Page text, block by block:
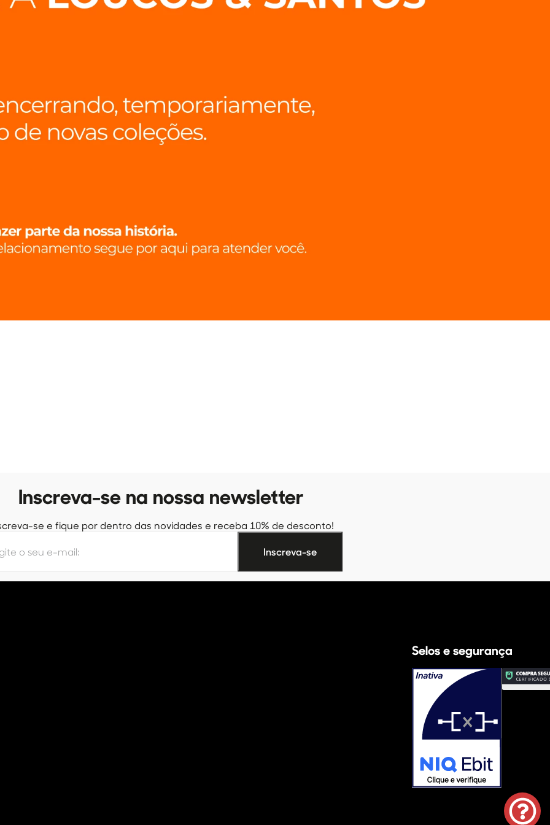
Inscreva-se na nossa newsletter
se e fique por dentro das novidades e receba 10% de desconto!
Selos e segurança